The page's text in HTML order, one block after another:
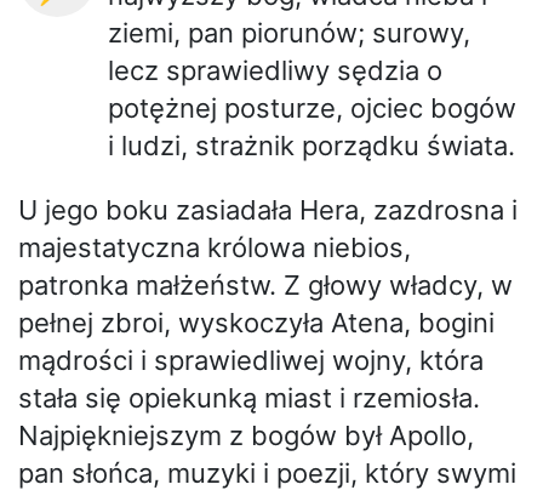
ziemi, pan piorunów; surowy,
lecz sprawiedliwy sędzia o
potężnej posturze, ojciec bogów
i ludzi, strażnik porządku świata.
U jego boku zasiadała Hera, zazdrosna i
majestatyczna królowa niebios,
patronka małżeństw. Z głowy władcy, w
pełnej zbroi, wyskoczyła Atena, bogini
mądrości i sprawiedliwej wojny, która
stała się opiekunką miast i rzemiosła.
Najpiękniejszym z bogów był Apollo,
pan słońca, muzyki i poezji, który swymi